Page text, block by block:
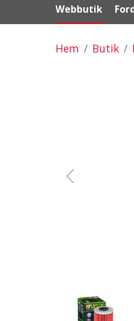
Webbutik
Hem Butik